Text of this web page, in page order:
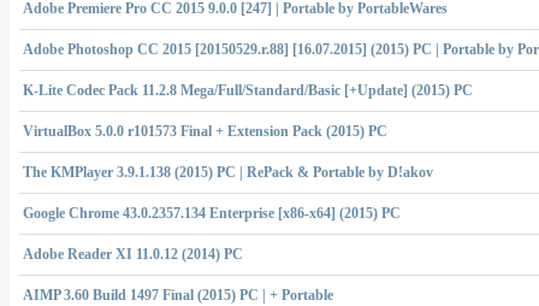
Adobe Premiere Pro CC 2015 9.0.0 [247] | Portable by PortableWares
Adobe Photoshop CC 2015 [20150529.r.88] [16.07.2015] (2015) PC | Portable by
K-Lite Codec Pack 11.2.8 Mega/Full/Standard/Basic [+Update] (2015) PC
VirtualBox 5.0.0 r101573 Final + Extension Pack (2015) РС
The KMPlayer 3.9.1.138 (2015) РС | RePack & Portable by D!akov
Google Chrome 43.0.2357.134 Enterprise [x86-x64] (2015) РС
Adobe Reader XI 11.0.12 (2014) РС
AIMP 3.60 Build 1497 Final (2015) PC | + Portable